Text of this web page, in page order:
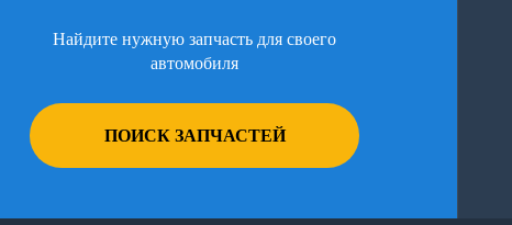
Найдите нужную запчасть для своего
автомобиля
ПОИСК ЗАПЧАСТЕЙ